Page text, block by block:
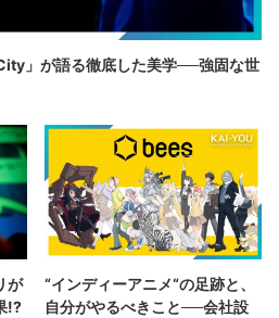
」が語る徹底した美学──強固な世
が
!?
“インディーアニメ“の足跡と、
自分がやるべきこと──会社設